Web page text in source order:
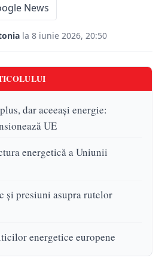
News
la 8 iunie 2026, 20:50
dar aceeași energie:
UE
energetică a Uniunii
și presiuni asupra rutelor
energetice europene